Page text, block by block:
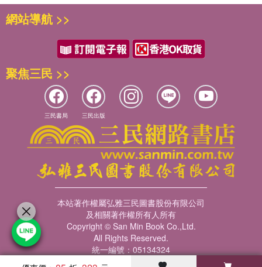
今天能否完稿，仍是疑問。
在撰寫的過程中，明斯德(Munster)大學的指導教授列希登斯
坦(Prof. Dr. Ernst Lichtenstein, 1900-1972)及高伯赫(Prof.
Dr. Friedrich Kaulbach)的諄諄教誨仍歷歷在目；陸尚(Prof.
Dr. Rudolf Lassahn)和呂登瑙娃(Prof. Dr. Isabella
Ruttennauer)的熱心闡釋，逐字訂正；費惕希(Prof. Dr. Horst
E. Wittig)、史玉山(Carla Steenberg)和劉爾士(Prof. Dr.
Hermann Rohrs)不遺在遠方多方指導；以及同窗裴綸士
(Almut Behrens)和郭恆鈺博士屢次寄贈眼藥及珍本書籍資料
等，種種桃李情誼更不斷浮現腦際，使我常懷感恩，容許我先
在此向他們說聲多謝！
當然，最應該感謝的是劉董事長振強先生，如果沒有他數十年
的忍耐與寬容，這本小書無法出現；同樣地要感謝內子顏粹哖
三民書局王韻芬女士、編輯群協助訂約、催稿及編校，還有負
責排印與出版的各位同仁，亦均備極辛勞，謹在此表達由衷的
謝意。
當全書完稿之時，又傳來令人興奮的佳音：恩師劉校長白如先
網站導航 >>
聚焦三民 >>
三民書局 三民出版
本站著作權屬弘雅三民圖書股份有限公司
及相關著作權所有人所有
Copyright © San Min Book Co.,Ltd.
All Rights Reserved.
統一編號：05134324